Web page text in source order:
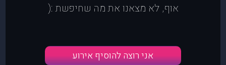
אוף, לא מצאנו את מה שחיפשת :(
אני רוצה להוסיף אירוע